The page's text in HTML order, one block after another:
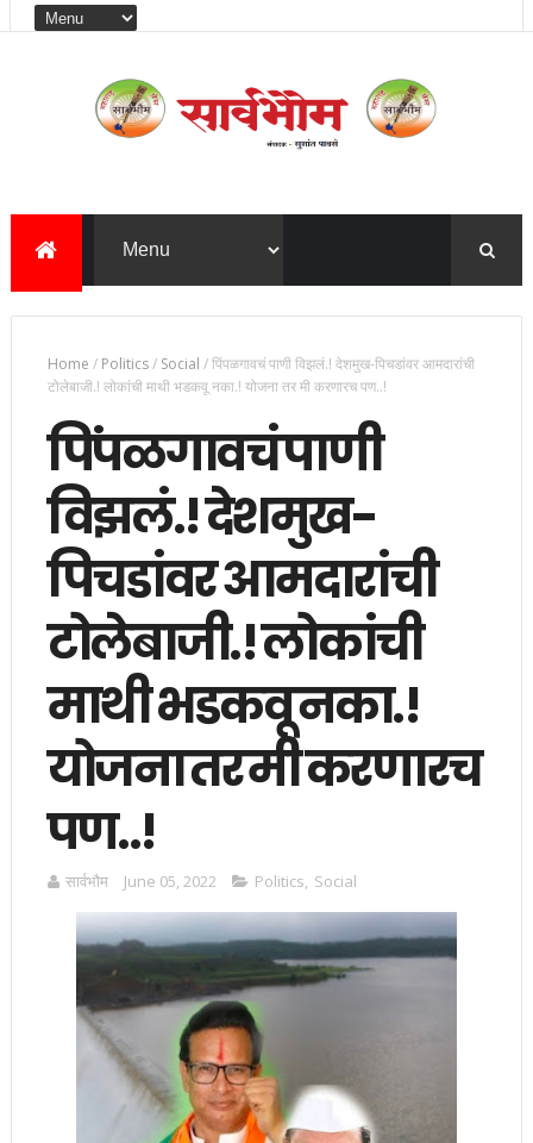
Home / Politics/ Social /पिंपळगावचं पाणी विझलं.! देशमुख-पिचडांवर आमदारांची
टोलेबाजी.! लोकांची माथी भडकवू नका.! योजना तर मी करणारच पण..!
पिंपळगावचं पाणी
विझलं.! देशमुख-
पिचडांवर आमदारांची
टोलेबाजी.! लोकांची
माथी भडकवू नका.!
योजना तर मी करणारच
पण..!
सार्वभाैम June 05, 2022 Politics, Social